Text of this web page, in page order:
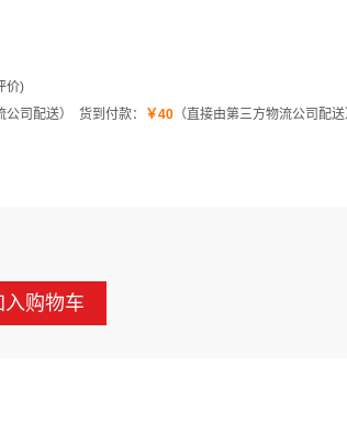
价)
公司配送） 货到付款： ￥40 （直接由第三方物流公司配送
入购物车